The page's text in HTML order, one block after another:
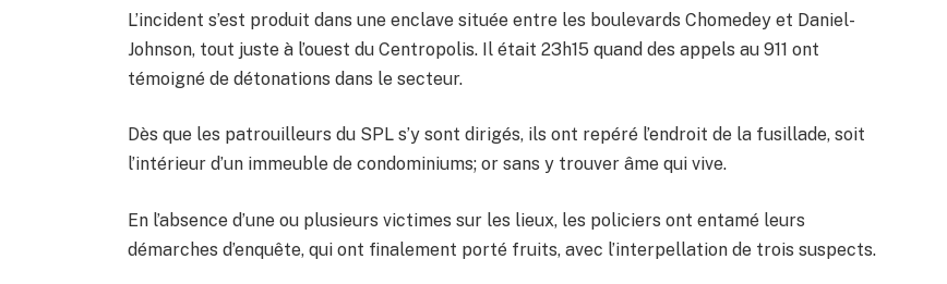
L’incident s’est produit dans une enclave située entre les boulevards Chomedey et Daniel-
Johnson, tout juste à l’ouest du Centropolis. Il était 23h15 quand des appels au 911 ont
témoigné de détonations dans le secteur.
Dès que les patrouilleurs du SPL s’y sont dirigés, ils ont repéré l’endroit de la fusillade, soit
l’intérieur d’un immeuble de condominiums; or sans y trouver âme qui vive.
En l’absence d’une ou plusieurs victimes sur les lieux, les policiers ont entamé leurs
démarches d’enquête, qui ont finalement porté fruits, avec l’interpellation de trois suspects.